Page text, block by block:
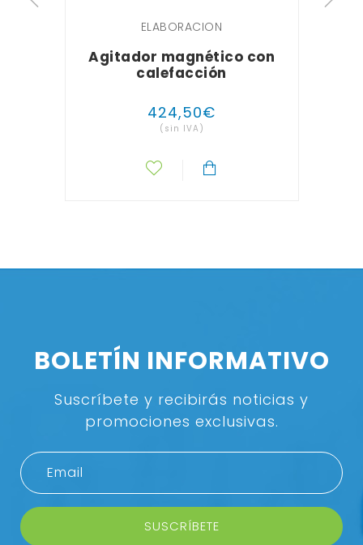
ELABORACION
Agitador magnético con
calefacción
424,50€
(sin IVA)
BOLETÍN INFORMATIVO
Suscríbete y recibirás noticias y
promociones exclusivas.
SUSCRÍBETE